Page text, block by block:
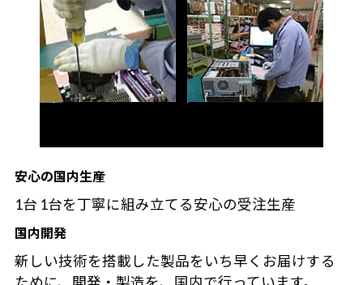
安心の国内生産
1台 1台を丁寧に組み立てる安心の受注生産
国内開発
新しい技術を搭載した製品をいち早くお届けする